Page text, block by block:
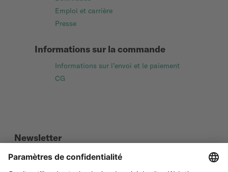
Emploi et carrière
Presse
Informations sur la commande
Informations sur l’envoi et le paiement
CG
Newsletter